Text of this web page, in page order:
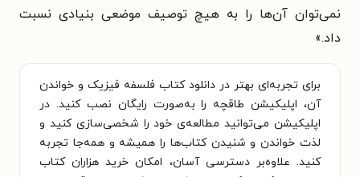
نمی‌توان آن‌ها را به هیچ توصیف موضعی بنیادی نسبت
داد.»
برای تجربه‌ای بهتر در دانلود کتاب فلسفه فیزیک و خواندن
آن، اپلیکیشن طاقچه را به‌صورت رایگان نصب کنید. در
اپلیکیشن می‌توانید مطالعه‌ی خود را شخصی‌سازی کنید و
لذت خواندن و شنیدن کتاب‌ها را همیشه و همه‌جا تجربه
کنید. علاوه‌بر دسترسی آسان، امکان خرید هزاران کتاب